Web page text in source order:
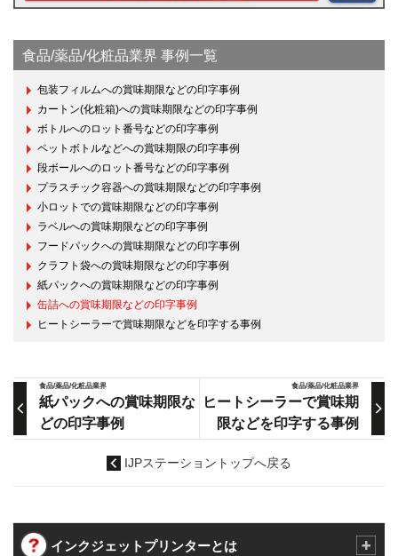
食品/薬品/化粧品業界 事例一覧
包装フィルムへの賞味期限などの印字事例
カートン(化粧箱)への賞味期限などの印字事例
ボトルへのロット番号などの印字事例
ペットボトルなどへの賞味期限の印字事例
段ボールへのロット番号などの印字事例
プラスチック容器への賞味期限などの印字事例
小ロットでの賞味期限などの印字事例
ラベルへの賞味期限などの印字事例
フードパックへの賞味期限などの印字事例
クラフト袋への賞味期限などの印字事例
紙パックへの賞味期限などの印字事例
缶詰への賞味期限などの印字事例
ヒートシーラーで賞味期限などを印字する事例
食品/薬品/化粧品業界
紙パックへの賞味期限な
どの印字事例
食品/薬品/化粧品業界
ヒートシーラーで賞味期
限などを印字する事例
IJPステーショントップへ戻る
インクジェットプリンターとは